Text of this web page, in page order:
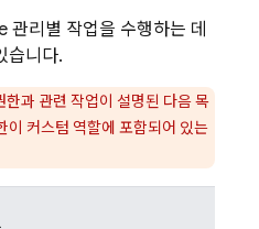
리별 작업을 수행하는 데
습니다.
한과 관련 작업이 설명된 다음 목
이 커스텀 역할에 포함되어 있는